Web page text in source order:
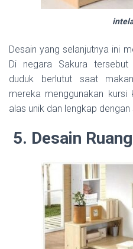
Desain yang selanjutnya ini
Di negara Sakura
duduk berlutut saat
mereka menggunakan kursi
alas unik dan lengkap
5. Desain